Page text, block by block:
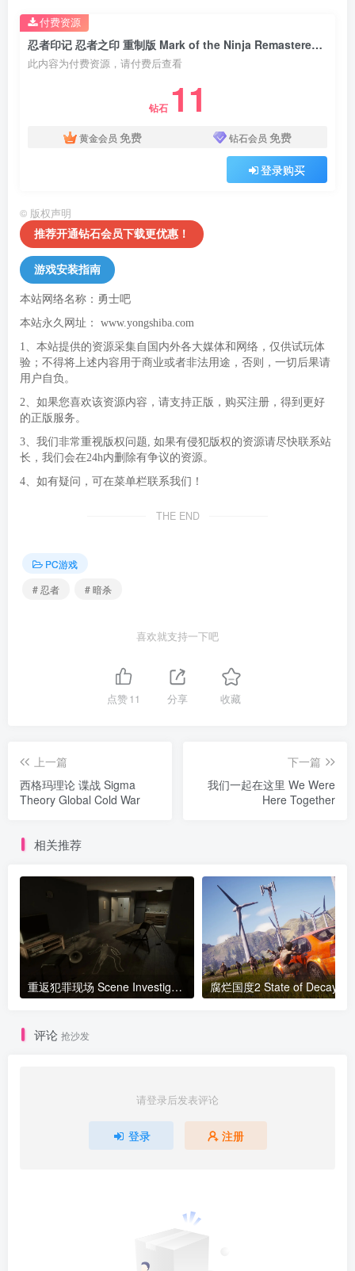
忍者印记 忍者之印 重制版 Mark of the Ninja Remastered Build 20201210 集成全DLC 官方中文
此内容为付费资源，请付费后查看
钻石 11
黄金会员 免费 钻石会员 免费
登录购买
付费资源
© 版权声明
推荐开通钻石会员下载更优惠！
游戏安装指南
本站网络名称：勇士吧
本站永久网址： www.yongshiba.com
1、本站提供的资源采集自国内外各大媒体和网络，仅供试玩体
验；不得将上述内容用于商业或者非法用途，否则，一切后果请
用户自负。
2、如果您喜欢该资源内容，请支持正版，购买注册，得到更好
的正版服务。
3、我们非常重视版权问题, 如果有侵犯版权的资源请尽快联系站
长，我们会在24h内删除有争议的资源。
4、如有疑问，可在菜单栏联系我们！
THE END
PC游戏
# 忍者
# 暗杀
喜欢就支持一下吧
点赞11 分享 收藏
上一篇
西格玛理论 谍战 Sigma
Theory Global Cold War
下一篇
我们一起在这里 We Were
Here Together
相关推荐
重返犯罪现场 Scene Investigators v2024.08.30版 官方中文
评论 抢沙发
请登录后发表评论
登录 注册